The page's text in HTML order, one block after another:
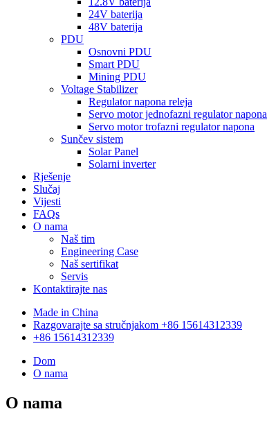
24V baterija
48V baterija
PDU
Osnovni PDU
Smart PDU
Mining PDU
Voltage Stabilizer
Regulator napona releja
Servo motor jednofazni regulator napona
Servo motor trofazni regulator napona
Sunčev sistem
Solar Panel
Solarni inverter
Rješenje
Slučaj
Vijesti
FAQs
O nama
Naš tim
Engineering Case
Naš sertifikat
Servis
Kontaktirajte nas
Made in China
Razgovarajte sa stručnjakom +86 15614312339
+86 15614312339
Dom
O nama
O nama